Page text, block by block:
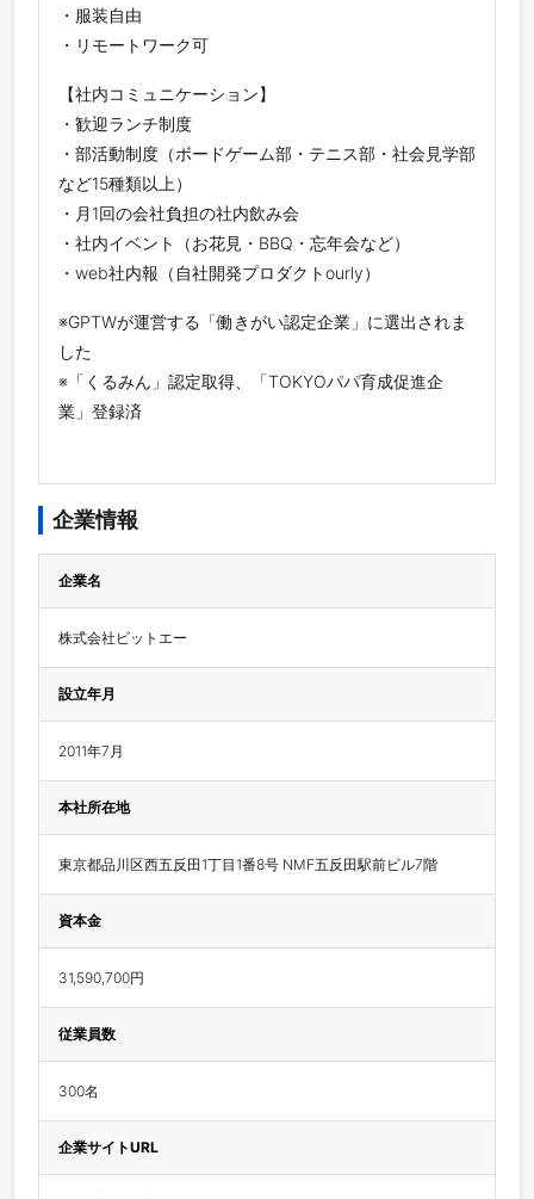
・服装自由
・リモートワーク可
【社内コミュニケーション】
・歓迎ランチ制度
・部活動制度（ボードゲーム部・テニス部・社会見学部
など15種類以上）
・月1回の会社負担の社内飲み会
・社内イベント（お花見・BBQ・忘年会など）
・web社内報（自社開発プロダクトourly）
※GPTWが運営する「働きがい認定企業」に選出されま
した
※「くるみん」認定取得、「TOKYOパパ育成促進企
業」登録済
企業情報
企業名
株式会社ビットエー
設立年月
2011年7月
本社所在地
東京都品川区西五反田1丁目1番8号 NMF五反田駅前ビル7階
資本金
31,590,700円
従業員数
300名
企業サイトURL